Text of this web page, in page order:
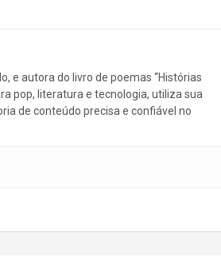
e autora do livro de poemas “Histórias
pop, literatura e tecnologia, utiliza sua
de conteúdo precisa e confiável no